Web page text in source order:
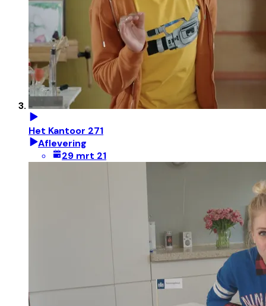
Het Kantoor 271
Aflevering
29 mrt 21